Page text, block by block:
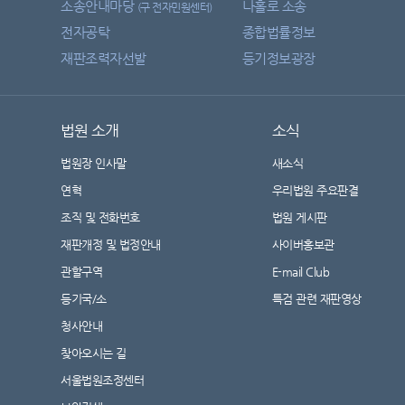
소송안내마당 (구 전자민원센터) 나홀로 소송
전자공탁
종합법률정보
재판조력자선발
등기정보광장
법원 소개
법원장 인사말
연혁
조직 및 전화번호
재판개정 및 법정안내
관할구역
등기국/소
청사안내
찾아오시는 길
서울법원조정센터
소식
새소식
우리법원 주요판결
법원 게시판
사이버홍보관
E-mail Club
특검 관련 재판영상